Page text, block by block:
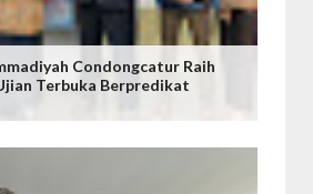
Condongcatur Raih
Terbuka Berpredikat